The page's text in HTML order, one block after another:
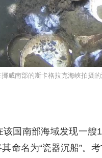
威南部的斯卡格拉克海峡拍摄
国南部海域发现一
命名为“瓷器沉船”。